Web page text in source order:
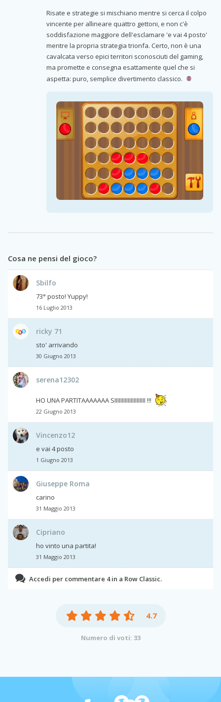
Risate e strategie si mischiano mentre si cerca il colpo
vincente per allineare quattro gettoni, e non c'è
soddisfazione maggiore dell'esclamare 'e vai 4 posto'
mentre la propria strategia trionfa. Certo, non è una
cavalcata verso epici territori sconosciuti del gaming,
ma promette e consegna esattamente quel che si
aspetta: puro, semplice divertimento classico.
Cosa ne pensi del gioco?
Sbilfo
73° posto! Yuppy!
16 Luglio 2013
ricky 71
sto' arrivando
30 Giugno 2013
serena12302
HO UNA PARTITAAAAAAA SIIIIIIIIIIIIIIIIIIIII !!!
22 Giugno 2013
Vincenzo12
e vai 4 posto
1 Giugno 2013
Giuseppe Roma
carino
31 Maggio 2013
Cipriano
ho vinto una partita!
31 Maggio 2013
Accedi per commentare 4 in a Row Classic.
4.7
Numero di voti: 33